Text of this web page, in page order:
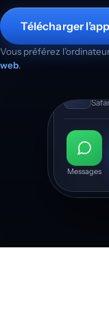
Télécharger
Vous préférez
web.
Messages